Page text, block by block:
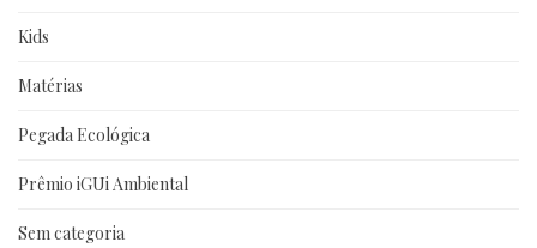
Kids
Matérias
Pegada Ecológica
Prêmio iGUi Ambiental
Sem categoria